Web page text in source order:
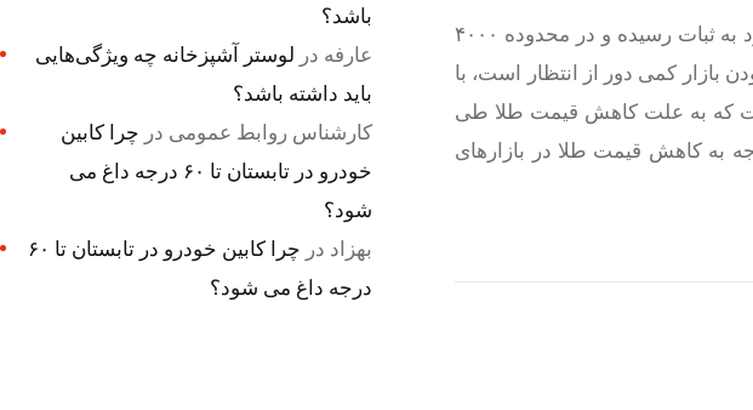
بذرافشان خاطرنشان کرد: طی هفته‌های اخیر وضعیت بازار جهانی طلا نسبت به اوج خود که ۴۳۷۰ دلار بود به ثبات رسیده و در محدوده ۴۰۰۰
بازار کمی دور از انتظار است، با
که به علت کاهش قیمت طلا طی
به کاهش قیمت طلا در بازارهای
باشد؟
عارفه در لوستر آشپزخانه چه ویژگی‌هایی
باید داشته باشد؟
کارشناس روابط عمومی در چرا کابین
خودرو در تابستان تا ۶۰ درجه داغ می
شود؟
بهزاد در
چرا کابین خودرو در تابستان تا ۶۰
درجه داغ می شود؟